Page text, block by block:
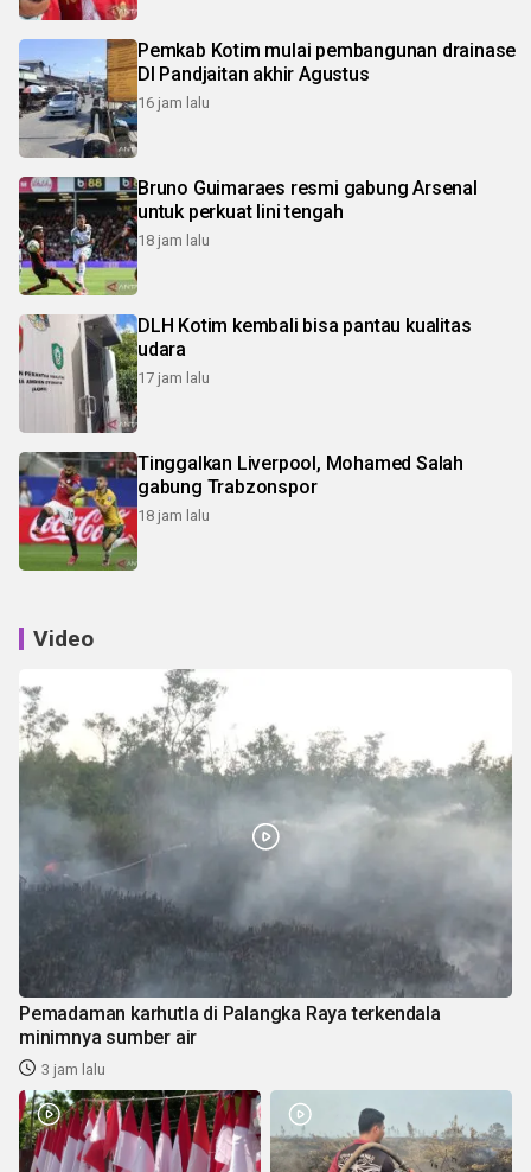
Pemkab Kotim mulai pembangunan drainase
DI Pandjaitan akhir Agustus
16 jam lalu
Bruno Guimaraes resmi gabung Arsenal
untuk perkuat lini tengah
18 jam lalu
DLH Kotim kembali bisa pantau kualitas
udara
17 jam lalu
Tinggalkan Liverpool, Mohamed Salah
gabung Trabzonspor
18 jam lalu
Video
Pemadaman karhutla di Palangka Raya terkendala
minimnya sumber air
3 jam lalu